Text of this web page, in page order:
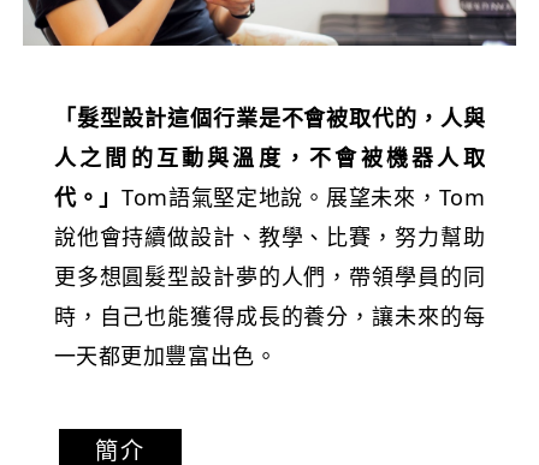
「髮型設計這個行業是不會被取代的，人與
人之間的互動與溫度，不會被機器人取
代。」 Tom語氣堅定地說。展望未來，Tom
說他會持續做設計、教學、比賽，努力幫助
更多想圓髮型設計夢的人們，帶領學員的同
時，自己也能獲得成長的養分，讓未來的每
一天都更加豐富出色。
簡介